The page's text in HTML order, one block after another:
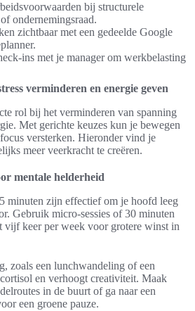
bij structurele
ondernemingsraad.
zichtbaar met een gedeelde Google
ins met je manager om werkbelasting
verminderen en energie geven
rol bij het verminderen van spanning
Met gerichte keuzes kun je bewegen
versterken. Hieronder vind je
meer veerkracht te creëren.
mentale helderheid
minuten zijn effectief om je hoofd leeg
Gebruik micro-sessies of 30 minuten
vijf keer per week voor grotere winst in
zoals een lunchwandeling of een
en verhoogt creativiteit. Maak
in de buurt of ga naar een
een groene pauze.